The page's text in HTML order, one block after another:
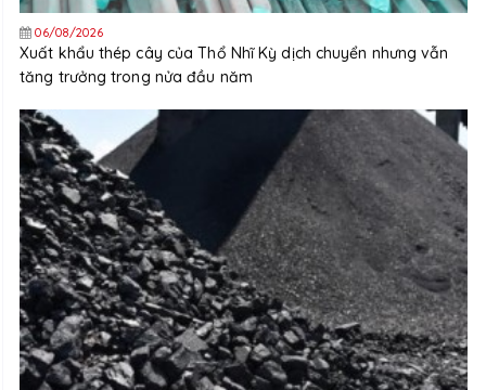
06/08/2026
Xuất khẩu thép cây của Thổ Nhĩ Kỳ dịch chuyển nhưng vẫn
tăng trưởng trong nửa đầu năm